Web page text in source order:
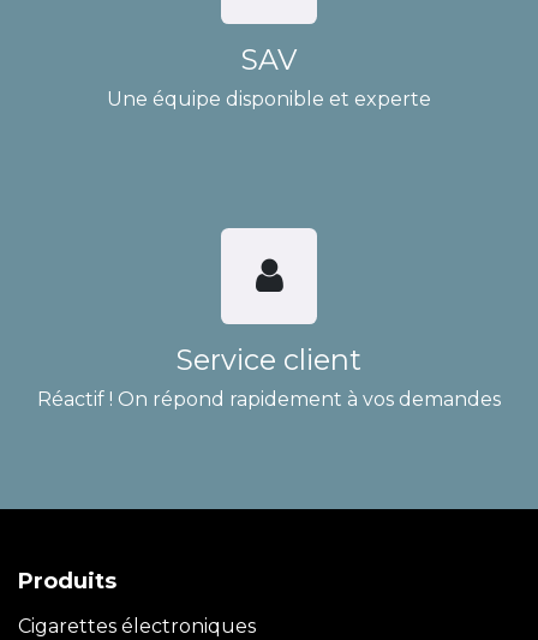
SAV
Une équipe disponible et experte
Service client
Réactif ! On répond rapidement à vos demandes
Produits
Cigarettes électroniques